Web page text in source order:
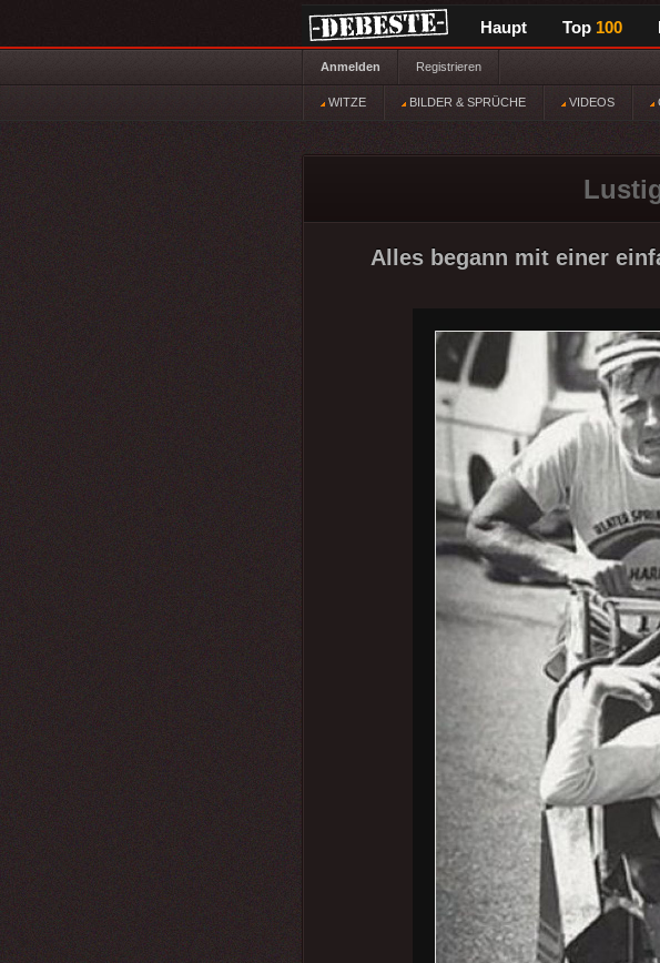
Haupt Top 100
Anmelden Registrieren
WITZE BILDER & SPRÜCHE VIDEOS
Alles begann mit einer